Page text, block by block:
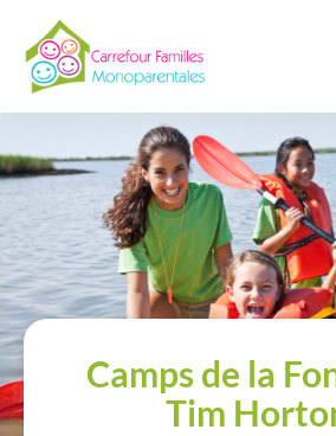
contenu
Camps de la
Tim